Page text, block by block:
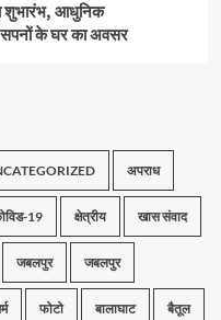
शुभारंभ, आधुनिक
के घर का अवसर
अपराध
19 क्षेत्रीय खास संवाद
जबलपुर जबलपुर
फोटो बालाघाट बैतूल